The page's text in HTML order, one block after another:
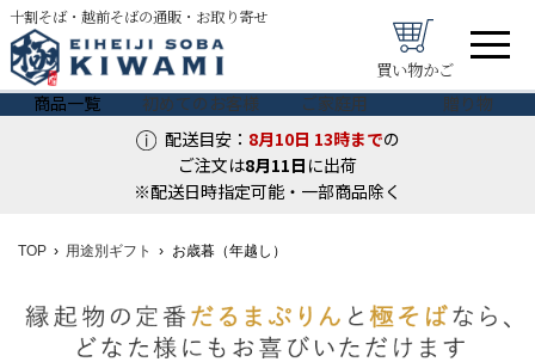
十割そば・越前そばの通販・お取り寄せ
買い物かご
商品一覧 初めてのお客様 ご家庭用
贈り物
配送目安： 8月10日 13時までの
ご注文は8月11日 に出荷
※配送日時指定可能・一部商品除く
TOP 用途別ギフト お歳暮（年越し）